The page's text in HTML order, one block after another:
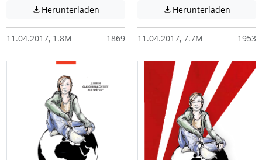
 Herunterladen Achtung: Diese Datei enthält unter
11.04.2017, 1.8M 1869
 Herunterladen
11.04.2017, 7.7M 1953